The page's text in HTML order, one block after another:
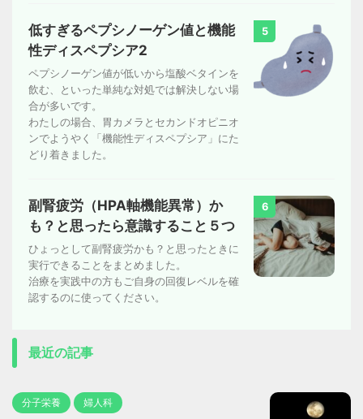
5
低すぎるペプシノーゲン値と機能
性ディスペプシア2
ペプシノーゲン値が低いから塩酸ベタインを
飲む、といった単純な対処では解決しない場
合が多いです。
わたしの場合、胃カメラとセカンドオピニオ
ンでようやく「機能性ディスペプシア」にた
どり着きました。
6
副腎疲労（HPA軸機能異常）か
も？と思ったら意識すること５つ
ひょっとして副腎疲労かも？と思ったときに
実行できることをまとめました。
治療を実践中の方もご自身の回復レベルを確
認するのに使ってください。
最近の記事
分子栄養 婦人科